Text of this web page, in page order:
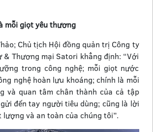
mỗi giọt yêu thương
Chủ tịch Hội đồng quản trị Công ty
& Thương mại Satori khẳng định: “Với
trong công nghệ; mỗi giọt nước
nghệ hoàn lưu khoáng; chính là mỗi
và quan tâm chân thành của cả tập
đến tay người tiêu dùng; cũng là lời
lượng và an toàn của chúng tôi”.